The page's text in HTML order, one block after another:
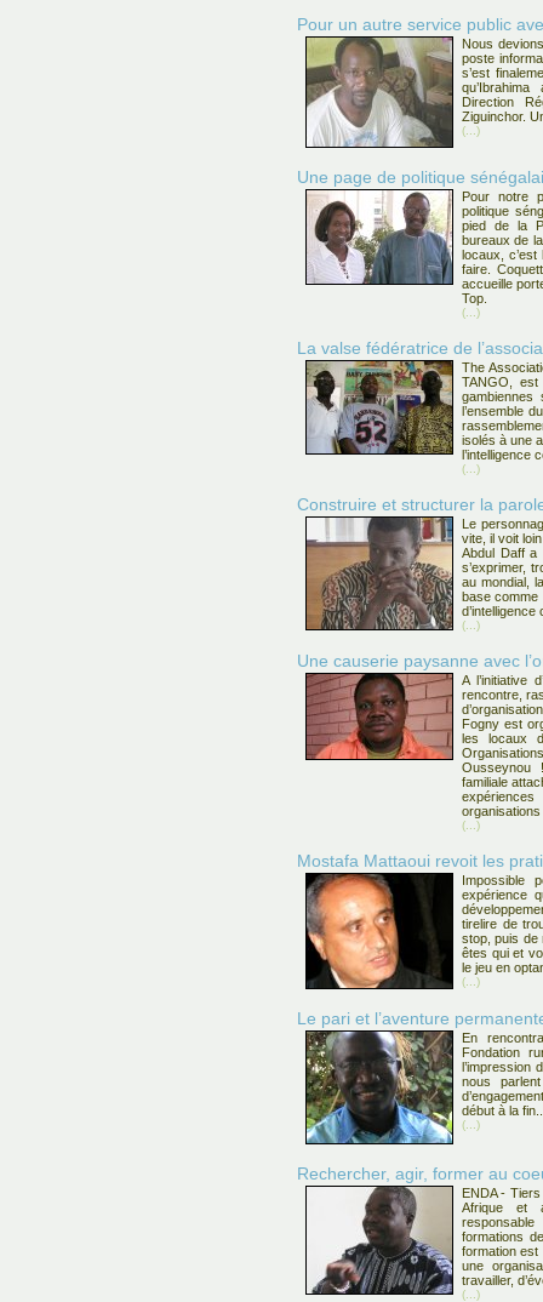
Pour un autre service public
Nous
poste
s’est
Direction
Ziguinchor.
(...)
Une page de politique
Pour notre
politique
pied de la
bureaux de
locaux,
faire.
accueille
Top.
(...)
La valse fédératrice de
The
TANGO,
gambiennes
l’ensemble
isolés à une
l’intelligence
(...)
Construire et structurer la
Le
vite, il voit
Abdul Daff
s’exprimer,
au mondial,
base comme
d’intelligence
(...)
Une causerie paysanne avec
A l’initiative
rencontre,
Fogny est
les locaux
Ousseynou
familiale
(...)
Mostafa Mattaoui revoit les
Impossible
expérience
tirelire de
stop, puis de
êtes qui et
le jeu en
(...)
Le pari et l’aventure
En
Fondation
l’impression
nous
début à la
(...)
Rechercher, agir, former au
ENDA -
Afrique et
formations
formation est
une
travailler,
(...)